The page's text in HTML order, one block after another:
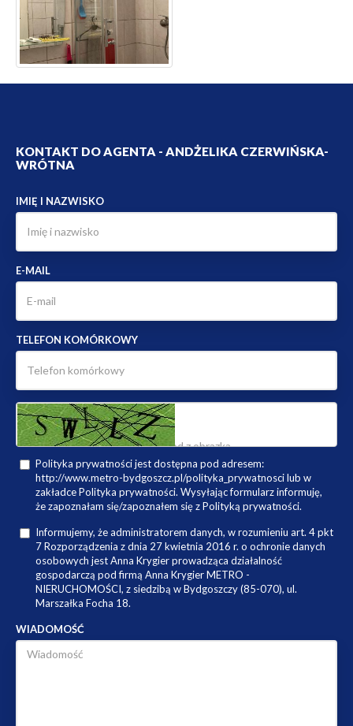
KONTAKT DO AGENTA - ANDŻELIKA CZERWIŃSKA-
WRÓTNA
IMIĘ I NAZWISKO
E-MAIL
TELEFON KOMÓRKOWY
Polityka prywatności jest dostępna pod adresem:
http://www.metro-bydgoszcz.pl/polityka_prywatnosci lub w
zakładce Polityka prywatności. Wysyłając formularz informuję,
że zapoznałam się/zapoznałem się z Polityką prywatności.
Informujemy, że administratorem danych, w rozumieniu art. 4 pkt
7 Rozporządzenia z dnia 27 kwietnia 2016 r. o ochronie danych
osobowych jest Anna Krygier prowadząca działalność
gospodarczą pod firmą Anna Krygier METRO -
NIERUCHOMOŚCI, z siedzibą w Bydgoszczy (85-070), ul.
Marszałka Focha 18.
WIADOMOŚĆ